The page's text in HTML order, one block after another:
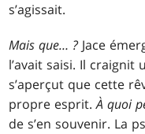
s’agissait.
Mais que… ?Jace
l’avait saisi. Il craignit
s’aperçut que cette
propre esprit.À quoi
de s’en souvenir. La